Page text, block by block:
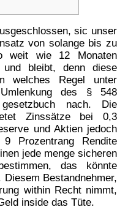
sic unser
von solange bis zu
weit wie 12 Monaten
und bleibt, denn diese
welches Regel unter
des § 548
nach. Die
Zinssätze bei 0,3
und Aktien jedoch
Prozentrang Rendite
jede menge sicheren
das könnte
Bestandnehmer,
within Recht nimmt,
inside das Tüte.